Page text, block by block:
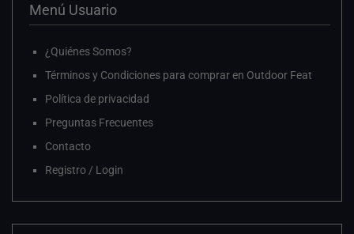
Menú Usuario
¿Quiénes Somos?
Términos y Condiciones para comprar en Outdoor Feat
Política de privacidad
Preguntas Frecuentes
Contacto
Registro / Login